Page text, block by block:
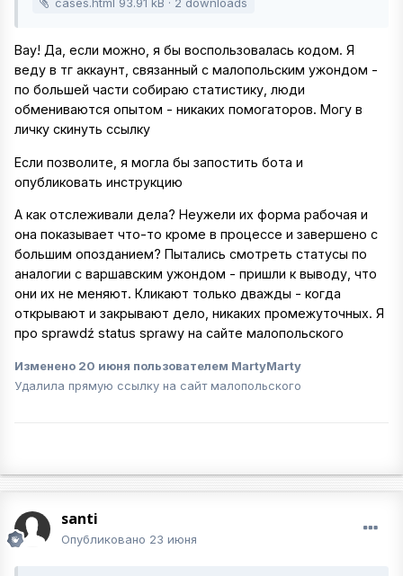
Вау! Да, если можно, я бы воспользовалась кодом. Я
веду в тг аккаунт, связанный с малопольским ужондом -
по большей части собираю статистику, люди
обмениваются опытом - никаких помогаторов. Могу в
личку скинуть ссылку
Если позволите, я могла бы запостить бота и
опубликовать инструкцию
А как отслеживали дела? Неужели их форма рабочая и
она показывает что-то кроме в процессе и завершено с
большим опозданием? Пытались смотреть статусы по
аналогии с варшавским ужондом - пришли к выводу, что
они их не меняют. Кликают только дважды - когда
открывают и закрывают дело, никаких промежуточных. Я
про sprawdź status sprawy на сайте малопольского
Изменено 20 июня пользователем MartyMarty
Удалила прямую ссылку на сайт малопольского
santi
Опубликовано 23 июня